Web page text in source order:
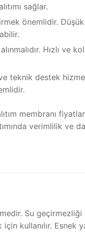
sağlar.
önemlidir. Düşük
Hızlı ve
teknik destek
membranı
verimlilik ve
Su
kullanılır. Esnek